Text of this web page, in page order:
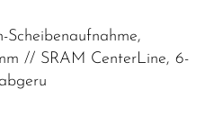
// SRAM CenterLine, 6-